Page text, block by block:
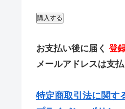
購入する
お支払い後に届く 登
メールアドレスは支
特定商取引法に関す